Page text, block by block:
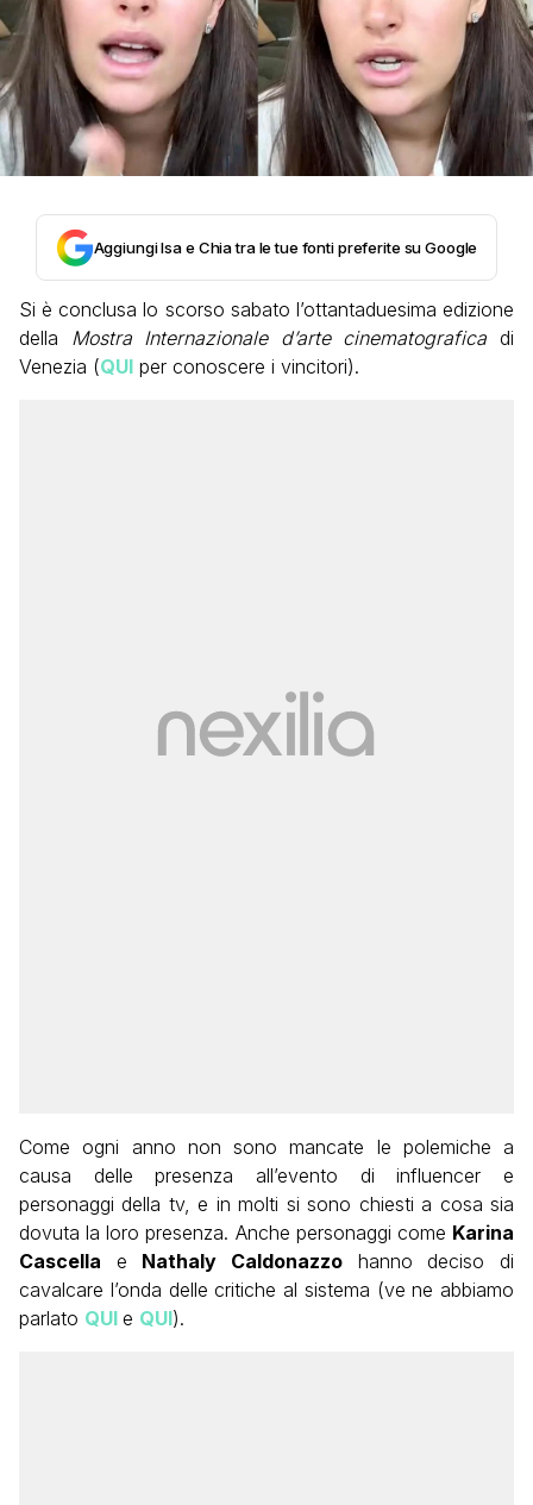
Aggiungi Isa e Chia tra le tue fonti preferite su Google
Si è conclusa lo scorso sabato l’ottantaduesima edizione
della
Mostra Internazionale d’arte cinematografica di
Venezia (QUI per conoscere i vincitori).
Come ogni anno non sono mancate le polemiche a
causa delle presenza all’evento di influencer e
personaggi della tv, e in molti si sono chiesti a cosa sia
dovuta la loro presenza. Anche personaggi come Karina
Cascella e Nathaly Caldonazzo hanno deciso di
cavalcare l’onda delle critiche al sistema (ve ne abbiamo
parlato QUI e QUI).